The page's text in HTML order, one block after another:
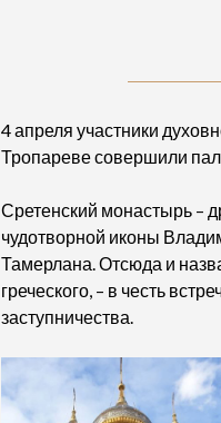
4 апреля участники
Тропареве совершили
Сретенский монастырь –
чудотворной иконы
Тамерлана. Отсюда и
греческого, – в честь
заступничества.